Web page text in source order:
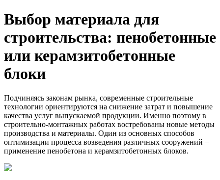
Выбор материала для
строительства: пенобетонные
или керамзитобетонные
блоки
Подчиняясь законам рынка, современные строительные
технологии ориентируются на снижение затрат и повышение
качества услуг выпускаемой продукции. Именно поэтому в
строительно-монтажных работах востребованы новые методы
производства и материалы. Один из основных способов
оптимизации процесса возведения различных сооружений –
применение пенобетона и керамзитобетонных блоков.